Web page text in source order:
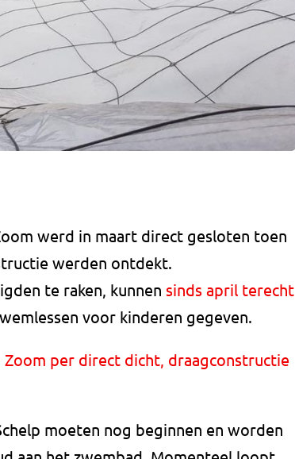
werd in maart direct gesloten toen
werden ontdekt.
te raken, kunnen sinds april terecht
voor kinderen gegeven.
per direct dicht, draagconstructie
moeten nog beginnen en worden